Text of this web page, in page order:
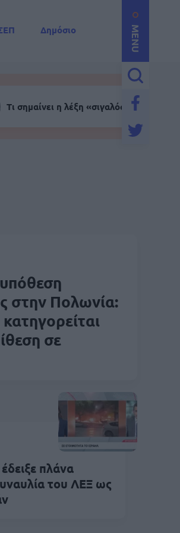
MENU
Δημόσιο
Τι σημαίνει η λέξη «σιγαλός»
στην Πολωνία:
σε
πλάνα
του ΛΕΞ ως